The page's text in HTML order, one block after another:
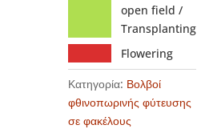
open field /
Transplanting
Flowering
Κατηγορία: Βολβοί
φθινοπωρινής φύτευσης
σε φακέλους